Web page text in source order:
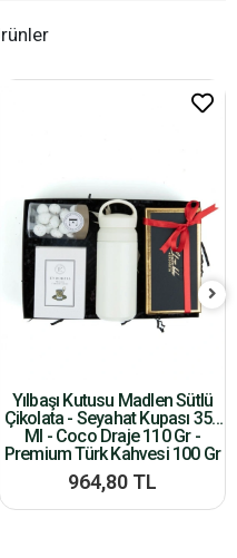
Yılbaşı Kutusu Madlen Sütlü
Çikolata - Seyahat Kupası 350
Ml - Coco Draje 110 Gr -
Premium Türk Kahvesi 100 Gr
964,80 TL